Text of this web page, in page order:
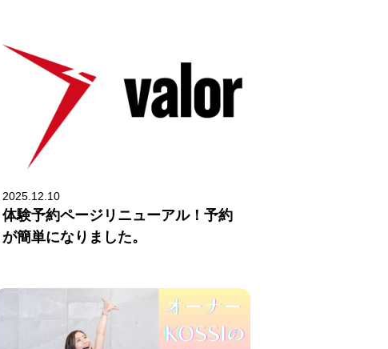
2025.12.10
体験予約ページリニューアル！予約
が簡単になりました。